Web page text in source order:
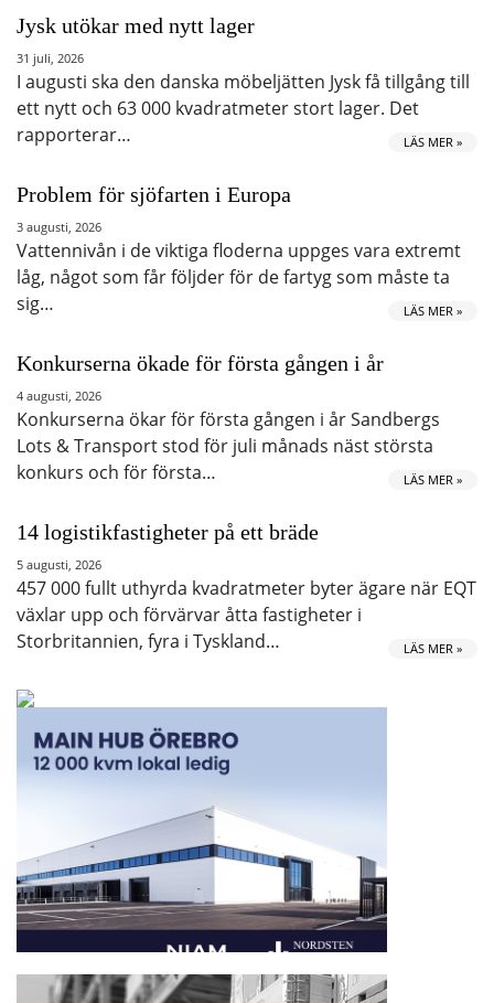
Jysk utökar med nytt lager
31 juli, 2026
I augusti ska den danska möbeljätten Jysk få tillgång till
ett nytt och 63 000 kvadratmeter stort lager. Det
rapporterar…
LÄS MER »
Problem för sjöfarten i Europa
3 augusti, 2026
Vattennivån i de viktiga floderna uppges vara extremt
låg, något som får följder för de fartyg som måste ta
sig…
LÄS MER »
Konkurserna ökade för första gången i år
4 augusti, 2026
Konkurserna ökar för första gången i år Sandbergs
Lots & Transport stod för juli månads näst största
konkurs och för första…
LÄS MER »
14 logistikfastigheter på ett bräde
5 augusti, 2026
457 000 fullt uthyrda kvadratmeter byter ägare när EQT
växlar upp och förvärvar åtta fastigheter i
Storbritannien, fyra i Tyskland…
LÄS MER »